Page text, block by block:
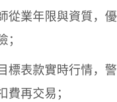
從業年限與資質，
；
標表款實時行情，
費再交易；